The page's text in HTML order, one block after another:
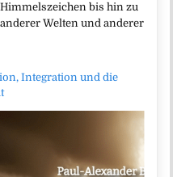
bis hin zu
Welten und anderer
Integration und die